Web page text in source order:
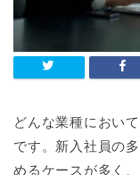
どんな業種におい
です。新入社員の
めるケースが多く